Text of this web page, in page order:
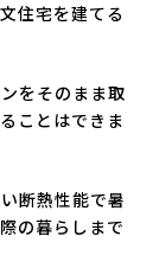
住宅を建てる
をそのまま取
ことはできま
断熱性能で暑
の暮らしまで